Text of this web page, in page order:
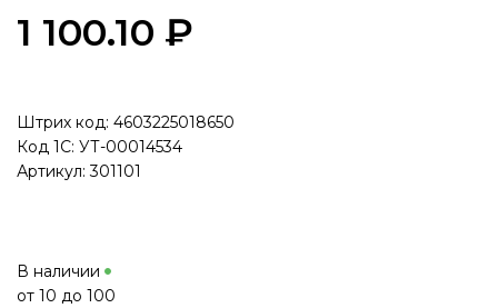
1 100.10 ₽
Штрих код: 4603225018650
Код 1С: УТ-00014534
Артикул: 301101
В наличии
от 10 до 100